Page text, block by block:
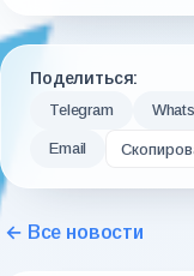
Поделиться:
Telegram
Email
← Все новости